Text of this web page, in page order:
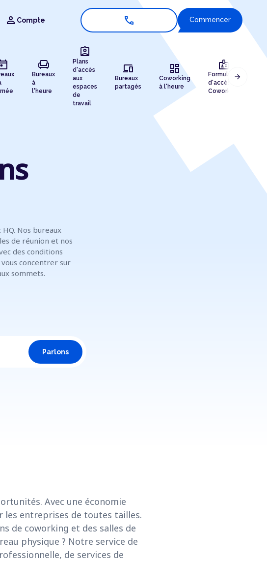
person Compte call Commencer
chair
Bureaux
à
l'heure
assignment_ind
Plans
d'accès
aux
espaces
de
travail
devices
Bureaux
partagés
dashboard
Coworking
à l'heure
badge
Formules
d'accès au
Coworking
arrow_forward
Nos bureaux
de réunion et nos
des conditions
concentrer sur
sommets.
Parlons
Avec une économie
entreprises de toutes tailles.
de coworking et des salles de
physique ? Notre service de
de services de